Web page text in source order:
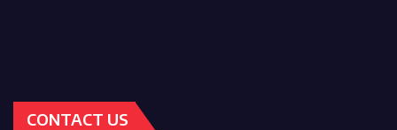
CONTACT US